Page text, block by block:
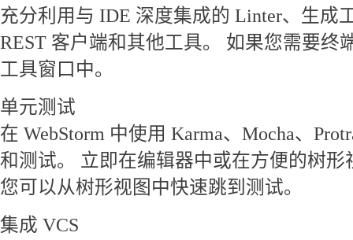
充分利用与 IDE 深度集成的 Linter、生成
REST 客户端和其他工具。 如果您需要终
工具窗口中。
单元测试
在 WebStorm 中使用 Karma、Mocha、
和测试。 立即在编辑器中或在方便的树
您可以从树形视图中快速跳到测试。
集成 VCS